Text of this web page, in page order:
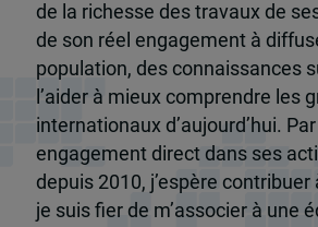
de la richesse des travaux de
de son réel engagement à
population, des connaissances
l’aider à mieux comprendre les
internationaux d’aujourd’hui.
engagement direct dans ses
depuis 2010, j’espère contribuer
je suis fier de m’associer à une